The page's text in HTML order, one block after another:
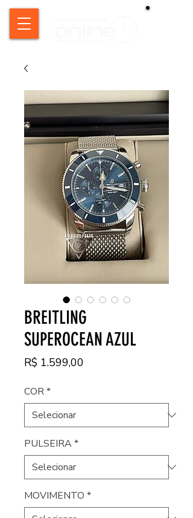
BREITLING
SUPEROCEAN AZUL
R$ 1.599,00
COR*
PULSEIRA*
MOVIMENTO *